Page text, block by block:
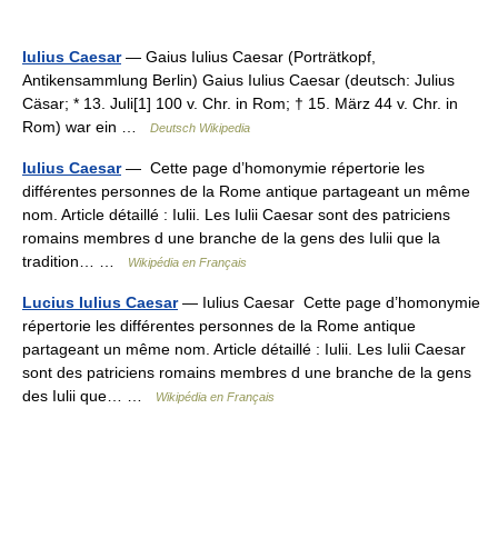
Iulius Caesar— Gaius Iulius Caesar (Porträtkopf,
Antikensammlung Berlin) Gaius Iulius Caesar (deutsch: Julius
Cäsar; * 13. Juli[1] 100 v. Chr. in Rom; † 15. März 44 v. Chr. in
Rom) war ein …
Deutsch Wikipedia
Iulius Caesar— Cette page d’homonymie répertorie les
différentes personnes de la Rome antique partageant un même
nom. Article détaillé : Iulii. Les Iulii Caesar sont des patriciens
romains membres d une branche de la gens des Iulii que la
tradition… …
Wikipédia en Français
Lucius Iulius Caesar— Iulius Caesar Cette page d’homonymie
répertorie les différentes personnes de la Rome antique
partageant un même nom. Article détaillé : Iulii. Les Iulii Caesar
sont des patriciens romains membres d une branche de la gens
des Iulii que… …
Wikipédia en Français